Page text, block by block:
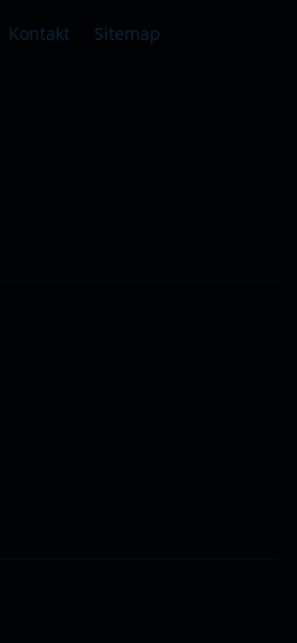
Kontakt Sitemap